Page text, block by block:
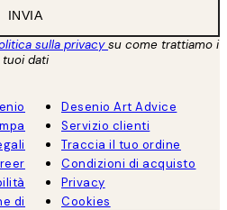
INVIA
sulla privacysu come trattiamo i
tuoi dati
di
Desenio Art Advice
Servizio clienti
Traccia il tuo ordine
Condizioni di acquisto
Privacy
Cookies